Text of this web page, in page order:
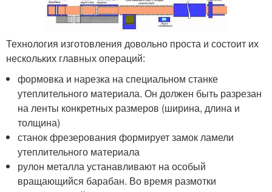
Технология изготовления довольно проста и состоит их
нескольких главных операций:
формовка и нарезка на специальном станке
утеплительного материала. Он должен быть разрезан
на ленты конкретных размеров (ширина, длина и
толщина)
станок фрезерования формирует замок ламели
утеплительного материала
рулон металла устанавливают на особый
вращающийся барабан. Во время размотки